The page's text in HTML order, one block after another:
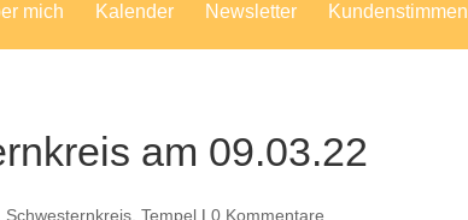
mich Kalender Newsletter Kundenstimmen
am 09.03.22
Schwesternkreis ,Tempel |0 Kommentare